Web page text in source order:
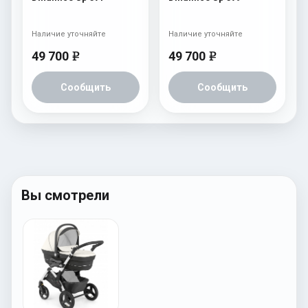
49 700 e
Сообщить
Наличие уточняйте
49 700 e
Сообщить
Наличие уточняйте
Вы смотрели